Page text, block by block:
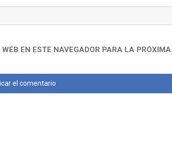
EN ESTE NAVEGADOR PARA LA